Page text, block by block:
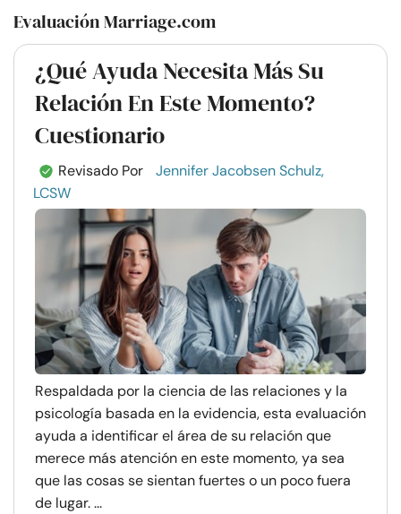
Evaluación Marriage.com
¿Qué Ayuda Necesita Más Su
Relación En Este Momento?
Cuestionario
Revisado Por
Jennifer Jacobsen Schulz,
LCSW
Respaldada por la ciencia de las relaciones y la
psicología basada en la evidencia, esta evaluación
ayuda a identificar el área de su relación que
merece más atención en este momento, ya sea
que las cosas se sientan fuertes o un poco fuera
de lugar. ...